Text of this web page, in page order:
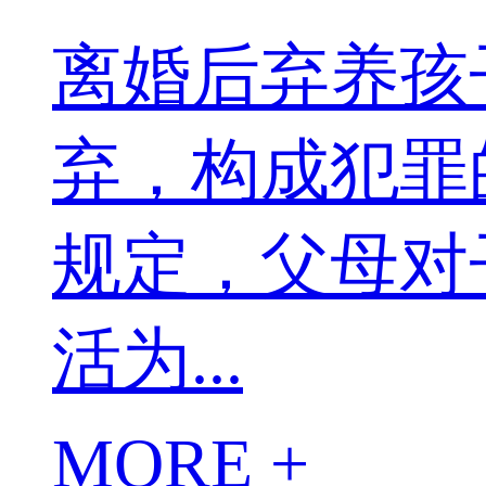
离婚后弃养
弃，构成犯
规定，父母
活为...
MORE +